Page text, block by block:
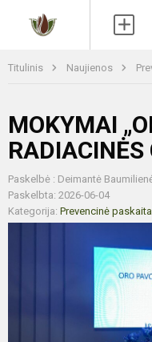
Titulinis Naujienos
MOKYMAI
RADIACINĖS
Paskelbė : Deimantė
Paskelbta: 2026-06-04
Kategorija: Prevencinė paskaita